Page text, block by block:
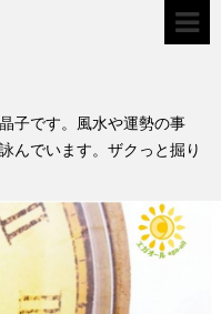
子です。風水や運勢の事
んでいます。ザクっと掘り